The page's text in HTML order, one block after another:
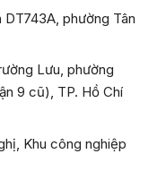
phường Tân
Lưu, phường
9 cũ), TP. Hồ Chí
Khu công nghiệp